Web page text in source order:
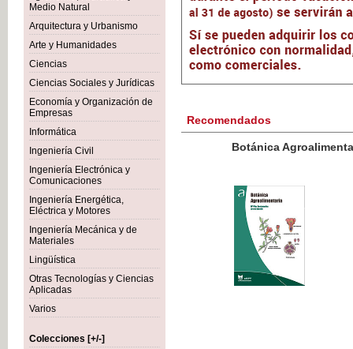
Medio Natural
Arquitectura y Urbanismo
Arte y Humanidades
Ciencias
Ciencias Sociales y Jurídicas
Economía y Organización de
Empresas
Informática
Ingeniería Civil
Ingeniería Electrónica y
Comunicaciones
Ingeniería Energética,
Eléctrica y Motores
Ingeniería Mecánica y de
Materiales
Lingüística
Otras Tecnologías y Ciencias
Aplicadas
Varios
Colecciones [+/-]
Recomendados
Botánica Agroalimentaria